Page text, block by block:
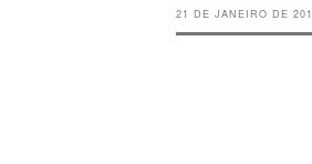
21 DE JANEIRO DE